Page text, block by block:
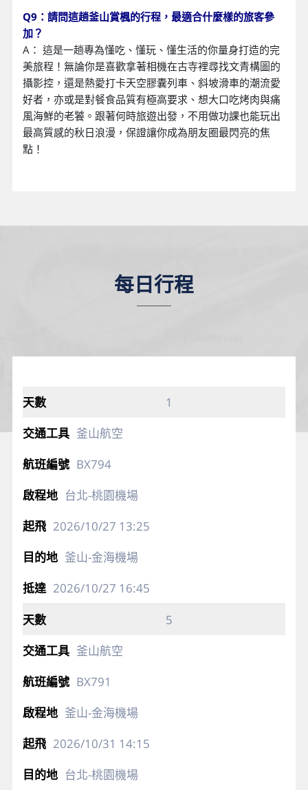
Q9：請問這趟釜山賞楓的行程，最適合什麼樣的旅客參
加？
A： 這是一趟專為懂吃、懂玩、懂生活的你量身打造的完
美旅程！無論你是喜歡拿著相機在古寺裡尋找文青構圖的
攝影控，還是熱愛打卡天空膠囊列車、斜坡滑車的潮流愛
好者，亦或是對餐食品質有極高要求、想大口吃烤肉與痛
風海鮮的老饕。跟著何時旅遊出發，不用做功課也能玩出
最高質感的秋日浪漫，保證讓你成為朋友圈最閃亮的焦
點！
每日行程
1
釜山航空
BX794
台北-桃園機場
2026/10/27 13:25
釜山-金海機場
2026/10/27 16:45
5
釜山航空
BX791
釜山-金海機場
2026/10/31 14:15
台北-桃園機場